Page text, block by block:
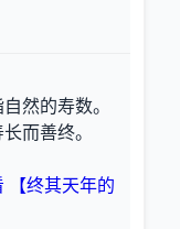
然的寿数。
而善终。
【终其天年的